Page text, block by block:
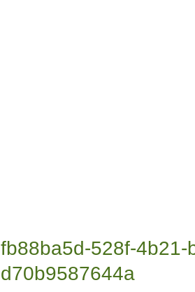
fb88ba5d-528f-4b21-
d70b9587644a